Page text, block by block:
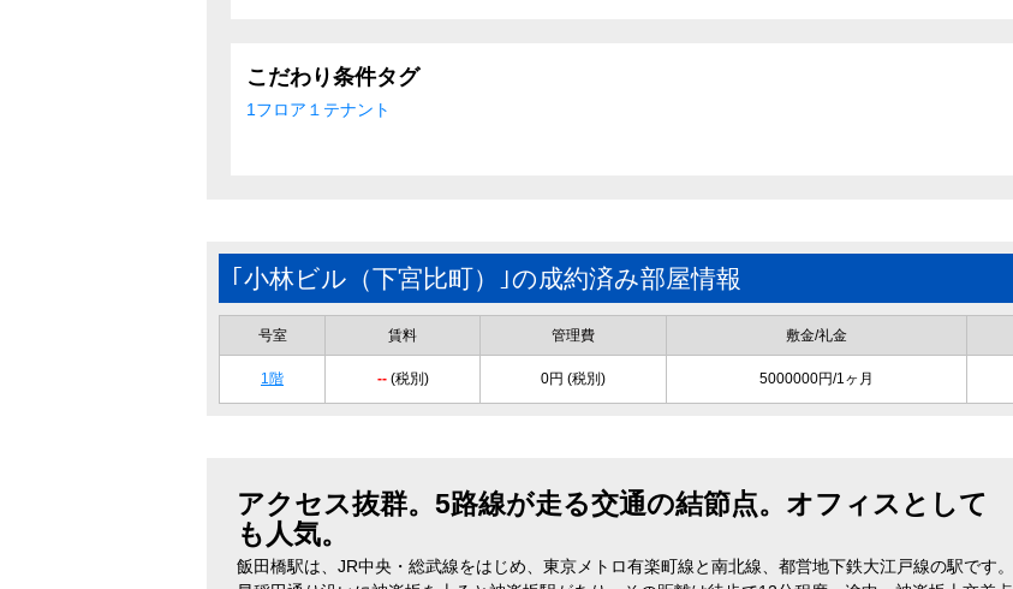
こだわり条件タグ
1フロア１テナント
｢小林ビル（下宮比町）｣の成約済み部屋情報
号室 賃料 管理費 敷金/礼金
1階 --(税別) 0円 (税別) 5000000円/1ヶ月
アクセス抜群。5路線が走る交通の結節点。オフィスとして
も人気。
飯田橋駅は、JR中央・総武線をはじめ、東京メトロ有楽町線と南北線、都営地下鉄大江戸線の駅です。